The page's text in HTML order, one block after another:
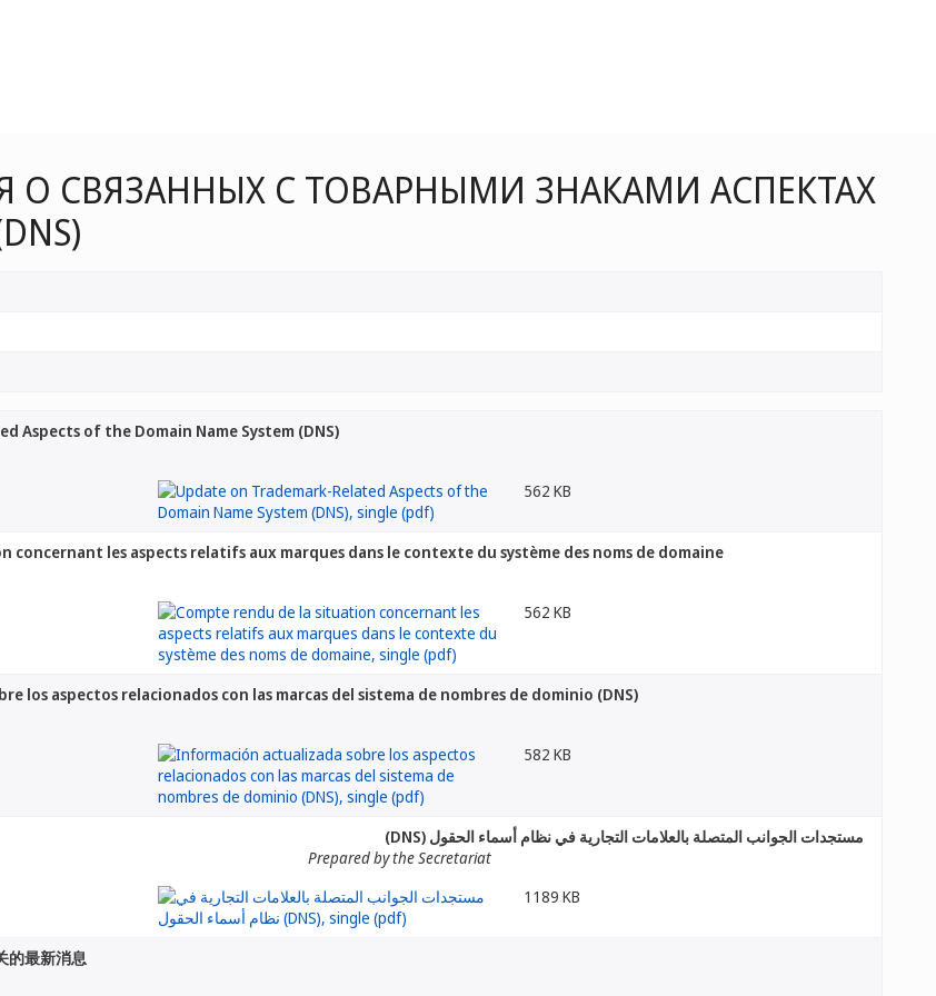
СВЯЗАННЫХ С ТОВАРНЫМИ ЗНАКАМИ АСПЕКТАХ
Aspects of the Domain Name System (DNS)
562 KB
concernant les aspects relatifs aux marques dans le contexte du système des noms de domaine
562 KB
los aspectos relacionados con las marcas del sistema de nombres de dominio (DNS)
582 KB
مستجدات الجوانب المتصلة بالعلامات التجارية في نظام أسماء الحقول (DNS)
Prepared by the Secretariat
1189 KB
的最新消息